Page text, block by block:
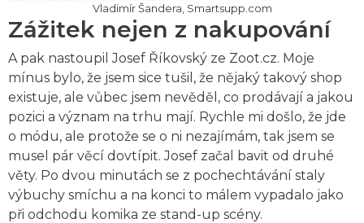
Vladimír Šandera, Smartsupp.com
Zážitek nejen z nakupování
A pak nastoupil Josef Říkovský ze Zoot.cz. Moje
mínus bylo, že jsem sice tušil, že nějaký takový shop
existuje, ale vůbec jsem nevěděl, co prodávají a jakou
pozici a význam na trhu mají. Rychle mi došlo, že jde
o módu, ale protože se o ni nezajímám, tak jsem se
musel pár věcí dovtípit. Josef začal bavit od druhé
věty. Po dvou minutách se z pochechtávání staly
výbuchy smíchu a na konci to málem vypadalo jako
při odchodu komika ze stand-up scény.